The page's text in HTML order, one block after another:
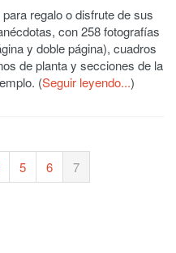
regalo o disfrute de sus
con 258 fotografías
y doble página), cuadros
de planta y secciones de la
(Seguir leyendo...)
5 6
7